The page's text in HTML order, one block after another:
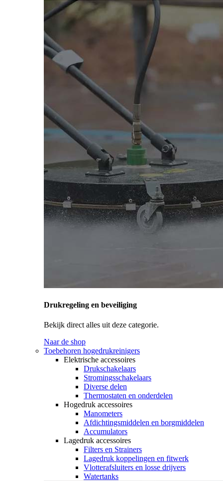
Drukregeling en beveiliging
Bekijk direct alles uit deze categorie.
Naar de shop
Toebehoren hogedrukreinigers
Elektrische accessoires
Drukschakelaars
Stromingsschakelaars
Diverse delen
Thermostaten en onderdelen
Hogedruk accessoires
Manometers
Afdichtingsmiddelen en borgmiddelen
Accumulators
Lagedruk accessoires
Filters en Strainers
Lagedruk koppelingen en fitwerk
Vlotterafsluiters en losse drijvers
Watertanks